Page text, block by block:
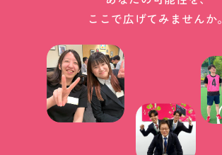
ここで広げてみませんか。